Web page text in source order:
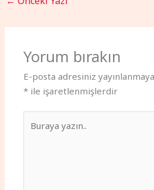
Yorum bırakın
E-posta adresiniz
* ile işaretlenmişlerdir
yazın..